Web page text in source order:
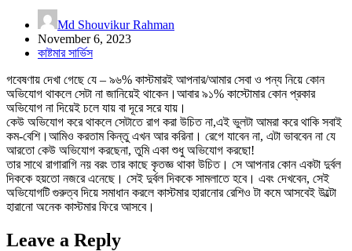
Md Shouvikur Rahman
November 6, 2023
কাষ্টমার সার্ভিস
গবেষণায় দেখা গেছে যে – ৯৬% কাস্টমারই আপনার/আমার সেবা ও পন্য নিয়ে কোন
অভিযোগ থাকলে সেটা না জানিয়েই থাকেন।আবার ৯১% কাস্টোমার কোন প্রকার
অভিযোগ না দিয়েই চলে যায় বা দূরে সরে যায়।
কেউ অভিযোগ করে থাকলে সেটাতে রাগ করা উচিত না,এই ভুলটা আমরা করে থাকি সবাই
কম-বেশি।আমিও করতাম কিন্তু এখন আর করিনা। রেগে যাবেন না, এটা ভাববেন না যে
আরতো কেউ অভিযোগ করছেনা, তুমি একা শুধু অভিযোগ করছো!
তার সাথে রাগারাগি নয় বরং তার কাছে কৃতজ্ঞ থাকা উচিত। সে আপনার কোন একটা দুর্বল
দিককে হয়তো নজরে এনেছে। সেই দুর্বল দিককে সামলাতে হবে। এবং দেখবেন, সেই
অভিযোগটি গুরুত্ব দিয়ে সমাধান করলে কাস্টমার হারানোর রেশিও টা কমে আসবেই উল্টো
হারানো অনেক কাস্টমার ফিরে আসবে।
Leave a Reply